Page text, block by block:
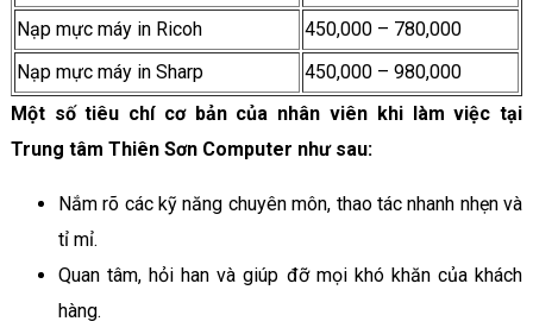
Nạp mực máy in Ricoh
450,000 – 780,000
Nạp mực máy in Sharp
450,000 – 980,000
Một số tiêu chí cơ bản của nhân viên khi làm việc tại
Trung tâm Thiên Sơn Computer như sau:
Nắm rõ các kỹ năng chuyên môn, thao tác nhanh nhẹn và
tỉ mỉ.
Quan tâm, hỏi han và giúp đỡ mọi khó khăn của khách
hàng.